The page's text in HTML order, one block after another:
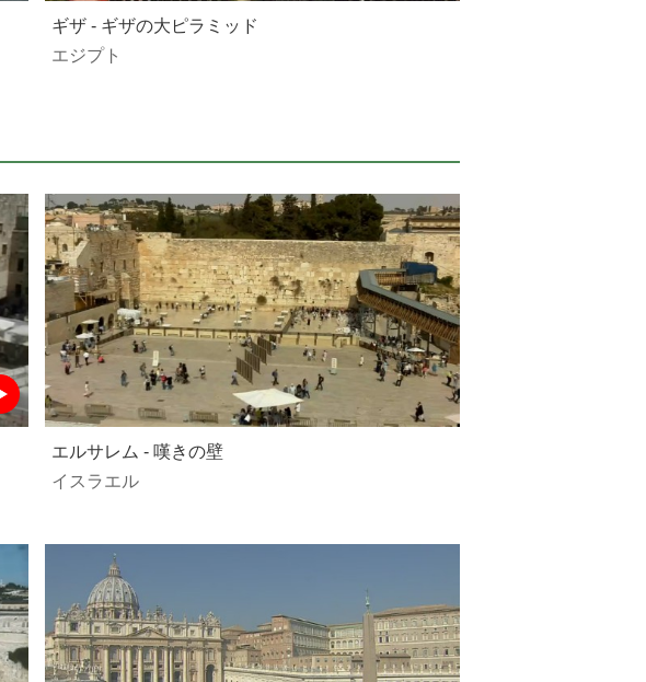
ギザ - ギザの大ピラミッド
エジプト
エルサレム - 嘆きの壁
イスラエル